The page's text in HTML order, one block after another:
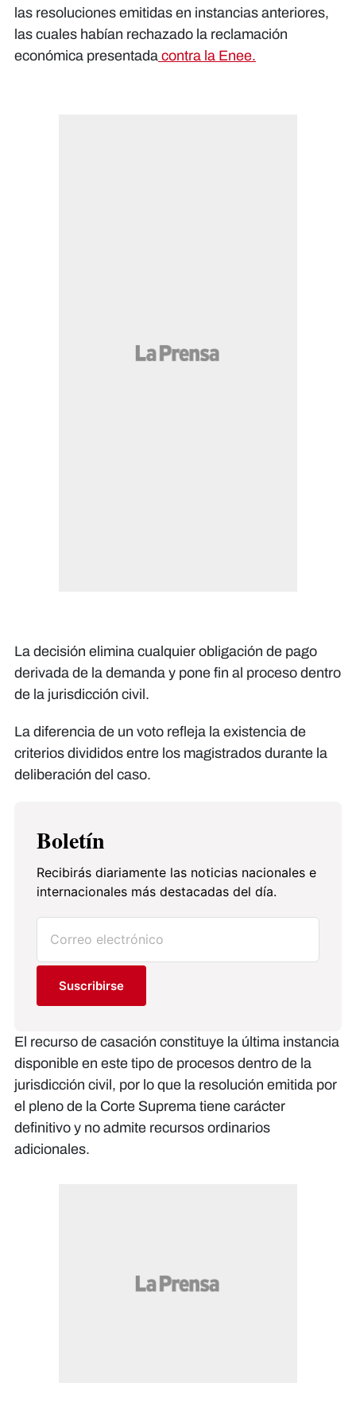
las resoluciones emitidas en instancias anteriores,
las cuales habían rechazado la reclamación
económica presentada contra la Enee.
La decisión elimina cualquier obligación de pago
derivada de la demanda y pone fin al proceso dentro
de la jurisdicción civil.
La diferencia de un voto refleja la existencia de
criterios divididos entre los magistrados durante la
deliberación del caso.
Boletín
Recibirás diariamente las noticias nacionales e
internacionales más destacadas del día.
Suscribirse
El recurso de casación constituye la última instancia
disponible en este tipo de procesos dentro de la
jurisdicción civil, por lo que la resolución emitida por
el pleno de la Corte Suprema tiene carácter
definitivo y no admite recursos ordinarios
adicionales.